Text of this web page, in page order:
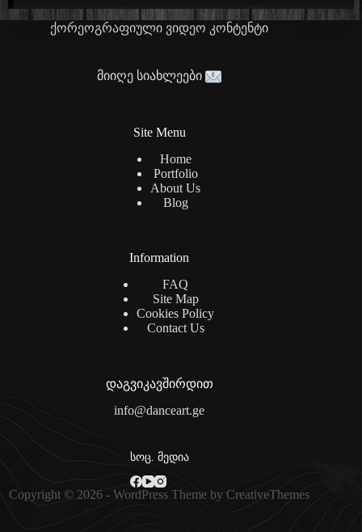
ქორეოგრაფიული ვიდეო კონტენტი
მიიღე სიახლეები
Site Menu
Home
Portfolio
About Us
Blog
Information
FAQ
Site Map
Cookies Policy
Contact Us
დაგვიკავშირდით
info@danceart.ge
სოც. მედია
Copyright © 2026 - WordPress Theme by CreativeThemes